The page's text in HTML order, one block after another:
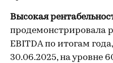
Высокая
продемонстрировала
EBITDA по итогам
30.06.2025, на уровне